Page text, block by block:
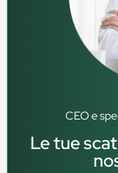
CEO e
Le tue